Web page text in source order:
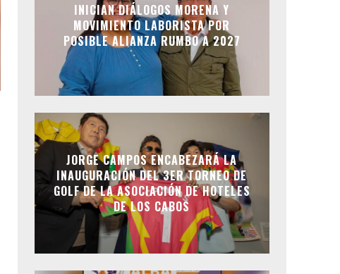
INICIAN DIÁLOGOS MORENA Y
MOVIMIENTO LABORISTA POR
POSIBLE ALIANZA RUMBO A 2027
JORGE CAMPOS ENCABEZARÁ LA
INAUGURACIÓN DEL 3ER TORNEO DE
GOLF DE LA ASOCIACIÓN DE HOTELES
DE LOS CABOS